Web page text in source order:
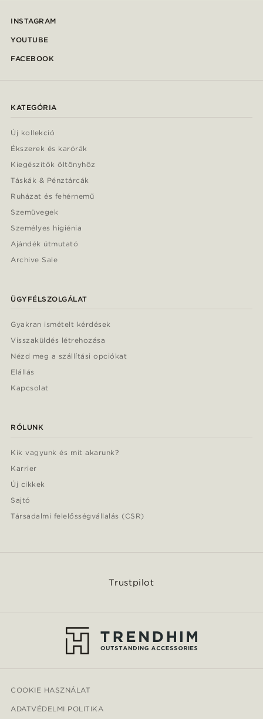
INSTAGRAM
YOUTUBE
FACEBOOK
KATEGÓRIA
Új kollekció
Ékszerek és karórák
Kiegészítők öltönyhöz
Táskák & Pénztárcák
Ruházat és fehérnemű
Szemüvegek
Személyes higiénia
Ajándék útmutató
Archive Sale
ÜGYFÉLSZOLGÁLAT
Gyakran ismételt kérdések
Visszaküldés létrehozása
Nézd meg a szállítási opciókat
Elállás
Kapcsolat
RÓLUNK
Kik vagyunk és mit akarunk?
Karrier
Új cikkek
Sajtó
Társadalmi felelősségvállalás (CSR)
Trustpilot
COOKIE HASZNÁLAT
ADATVÉDELMI POLITIKA